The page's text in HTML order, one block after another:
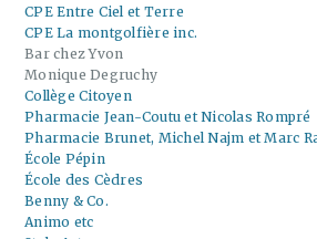
CPE Entre Ciel et Terre
CPE La montgolfière inc.
Bar chez Yvon
Monique Degruchy
Collège Citoyen
Pharmacie Jean-Coutu et Nicolas Rompré
Pharmacie Brunet, Michel Najm et Marc
École Pépin
École des Cèdres
Benny & Co.
Animo etc